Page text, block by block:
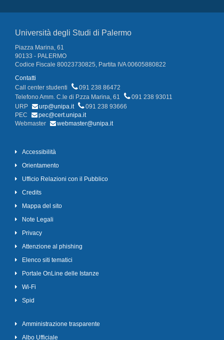
Università degli Studi di Palermo
Piazza Marina, 61
90133 - PALERMO
Codice Fiscale 80023730825, Partita IVA 00605880822
Contatti
Call center studenti
091 238 86472
Telefono Amm. C.le di P.zza Marina, 61
091 238 93011
URP
urp@unipa.it
091 238 93666
PEC
pec@cert.unipa.it
Webmaster
webmaster@unipa.it
Accessibilità
Orientamento
Ufficio Relazioni con il Pubblico
Credits
Mappa del sito
Note Legali
Privacy
Attenzione al phishing
Elenco siti tematici
Portale OnLine delle Istanze
Wi-Fi
Spid
Amministrazione trasparente
Albo Ufficiale